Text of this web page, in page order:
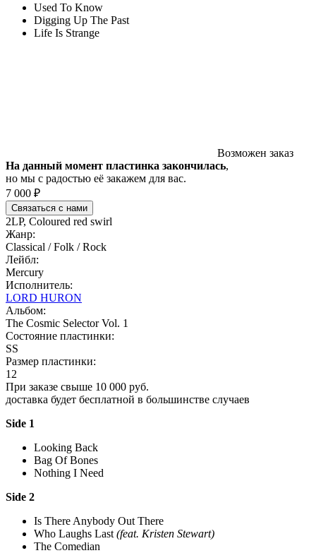
Used To Know
Digging Up The Past
Life Is Strange
Возможен заказ
На данный момент пластинка закончилась,
но мы с радостью её закажем для вас.
7 000 ₽
Связаться с нами
2LP, Coloured red swirl
Жанр:
Classical / Folk / Rock
Лейбл:
Mercury
Исполнитель:
LORD HURON
Альбом:
The Cosmic Selector Vol. 1
Состояние пластинки:
SS
Размер пластинки:
12
При заказе свыше 10 000 руб.
доставка будет бесплатной в большинстве случаев
Side 1
Looking Back
Bag Of Bones
Nothing I Need
Side 2
Is There Anybody Out There
Who Laughs Last (feat. Kristen Stewart)
The Comedian